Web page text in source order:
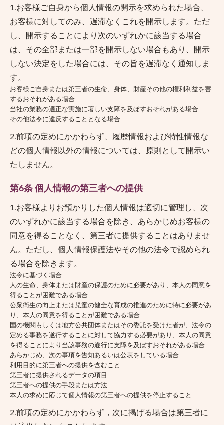
1.お客様ご自身から個人情報の開示を求められた場合、
お客様に対してのみ、遅滞なくこれを開示します。ただ
し、開示することにより次のいずれかに該当する場合
は、その全部または一部を開示しない場合もあり、開示
しない決定をした場合には、その旨を遅滞なく通知しま
す。
お客様ご自身または第三者の生命、身体、財産その他の権利利益を害
するおそれがある場合
当社の業務の適正な実施に著しい支障を及ぼすおそれがある場合
その他法令に違反することとなる場合
2.前項の定めにかかわらず、履歴情報および特性情報な
どの個人情報以外の情報については、原則として開示い
たしません。
第6条 個人情報の第三者への提供
1.お客様よりお預かりした個人情報は適切に管理し、次
のいずれかに該当する場合を除き、あらかじめお客様の
同意を得ることなく、第三者に提供することはありませ
ん。ただし、個人情報保護法やその他の法令で認められ
る場合を除きます。
法令に基づく場合
人の生命、身体または財産の保護のために必要があり、本人の同意を
得ることが困難である場合
公衆衛生の向上または児童の健全な育成の推進のために特に必要があ
り、本人の同意を得ることが困難である場合
国の機関もしくは地方公共団体またはその委託を受けた者が、法令の
定める事務を遂行することに対して協力する必要があり、本人の同意
を得ることにより当該事務の遂行に支障を及ぼすおそれがある場合
あらかじめ、次の事項を告知あるいは公表をしている場合
利用目的に第三者への提供を含むこと
第三者に提供されるデータの項目
第三者への提供の手段または方法
本人の求めに応じて個人情報の第三者への提供を停止すること
2.前項の定めにかかわらず，次に掲げる場合は第三者に